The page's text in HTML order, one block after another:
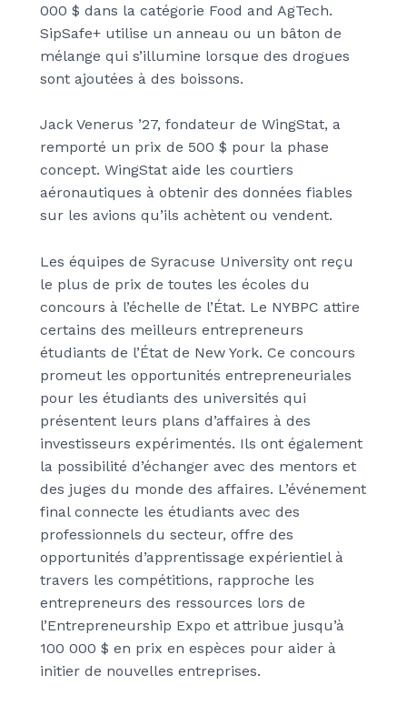
000 $ dans la catégorie Food and AgTech.
SipSafe+ utilise un anneau ou un bâton de
mélange qui s’illumine lorsque des drogues
sont ajoutées à des boissons.
Jack Venerus ’27, fondateur de WingStat, a
remporté un prix de 500 $ pour la phase
concept. WingStat aide les courtiers
aéronautiques à obtenir des données fiables
sur les avions qu’ils achètent ou vendent.
Les équipes de Syracuse University ont reçu
le plus de prix de toutes les écoles du
concours à l’échelle de l’État. Le NYBPC attire
certains des meilleurs entrepreneurs
étudiants de l’État de New York. Ce concours
promeut les opportunités entrepreneuriales
pour les étudiants des universités qui
présentent leurs plans d’affaires à des
investisseurs expérimentés. Ils ont également
la possibilité d’échanger avec des mentors et
des juges du monde des affaires. L’événement
final connecte les étudiants avec des
professionnels du secteur, offre des
opportunités d’apprentissage expérientiel à
travers les compétitions, rapproche les
entrepreneurs des ressources lors de
l’Entrepreneurship Expo et attribue jusqu’à
100 000 $ en prix en espèces pour aider à
initier de nouvelles entreprises.